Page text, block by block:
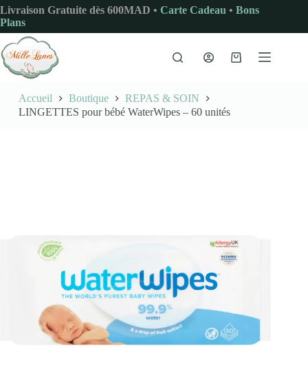
Passer
au
contenu
Livraison Gratuite dès 600MAD • Carte Cadeau • Bons
Plans
Panier
Accueil Boutique
REPAS & SOIN
LINGETTES pour bébé WaterWipes – 60 unités